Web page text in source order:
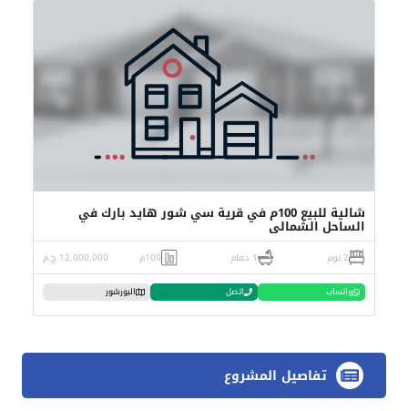
شالية للبيع 100م في قرية سي شور هايد بارك في
الساحل الشمالي
2 نوم 1 حمام 100م 12,000,000 ج.م
واتساب اتصل البورشور
تفاصيل المشروع